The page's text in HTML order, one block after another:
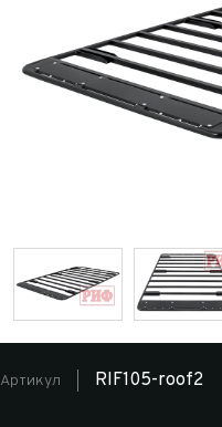
Артикул RIF105-roof2